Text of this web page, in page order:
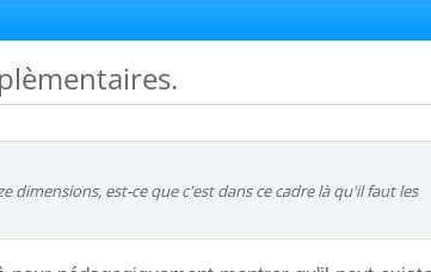
dimensions, est-ce que c'est dans ce cadre là qu'il faut les